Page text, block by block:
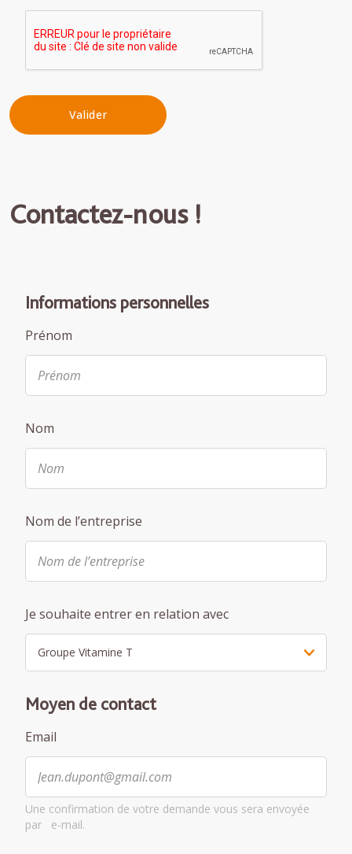
Contactez-nous !
Informations personnelles
Prénom
Nom
Nom de l’entreprise
Je souhaite entrer en relation avec
Moyen de contact
Email
Une confirmation de votre demande vous sera envoyée
par e-mail.